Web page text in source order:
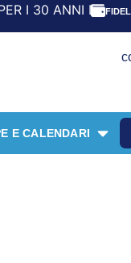
FRANGENTE!
E CALENDARI